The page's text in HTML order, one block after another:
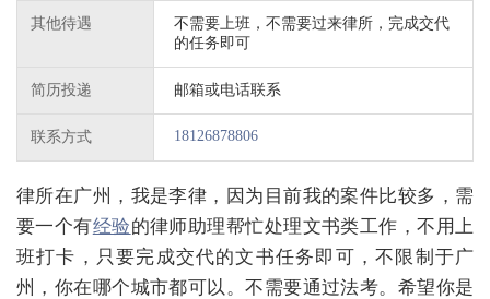
其他待遇
不需要上班，不需要过来律所，完成交代
的任务即可
简历投递 邮箱或电话联系
联系方式 18126878806
律所在广州，我是李律，因为目前我的案件比较多，需
要一个有经验的律师助理帮忙处理文书类工作，不用上
班打卡，只要完成交代的文书任务即可，不限制于广
州，你在哪个城市都可以。不需要通过法考。希望你是